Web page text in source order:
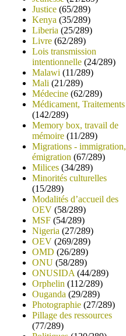
Justice (65/289)
Kenya (35/289)
Liberia (25/289)
Livre (62/289)
Lois transmission
intentionnelle (24/289)
Malawi (11/289)
Mali (21/289)
Médecine (62/289)
Médicament, Traitements
(142/289)
Memory box, travail de
mémoire (11/289)
Migrations - immigration,
émigration (67/289)
Milices (34/289)
Minorités culturelles
(15/289)
Modalités d’accueil des
OEV (58/289)
MSF (54/289)
Nigeria (27/289)
OEV (269/289)
OMD (26/289)
ONU (58/289)
ONUSIDA (44/289)
Orphelin (112/289)
Ouganda (29/289)
Photographie (27/289)
Pillage des ressources
(77/289)